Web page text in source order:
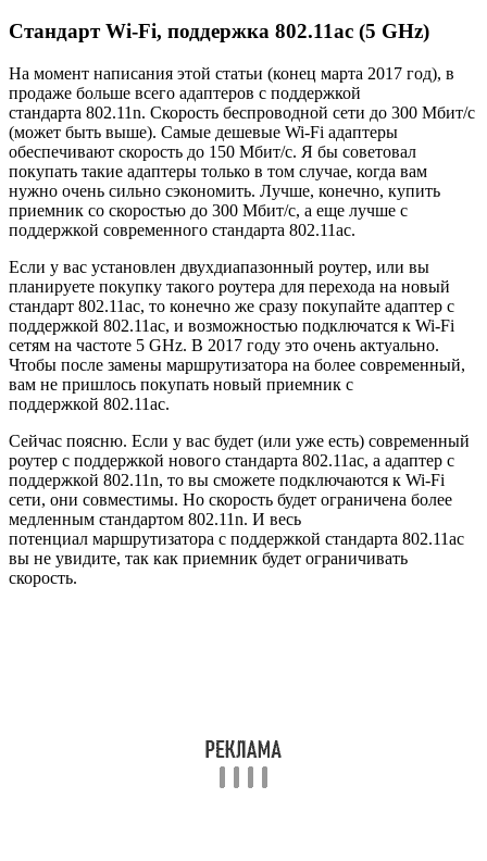
Стандарт Wi-Fi, поддержка 802.11ac (5 GHz)
На момент написания этой статьи (конец марта 2017 год), в
продаже больше всего адаптеров с поддержкой
стандарта 802.11n. Скорость беспроводной сети до 300 Мбит/с
(может быть выше). Самые дешевые Wi-Fi адаптеры
обеспечивают скорость до 150 Мбит/с. Я бы советовал
покупать такие адаптеры только в том случае, когда вам
нужно очень сильно сэкономить. Лучше, конечно, купить
приемник со скоростью до 300 Мбит/с, а еще лучше с
поддержкой современного стандарта 802.11ac.
Если у вас установлен двухдиапазонный роутер, или вы
планируете покупку такого роутера для перехода на новый
стандарт 802.11ac, то конечно же сразу покупайте адаптер с
поддержкой 802.11ac, и возможностью подключатся к Wi-Fi
сетям на частоте 5 GHz. В 2017 году это очень актуально.
Чтобы после замены маршрутизатора на более современный,
вам не пришлось покупать новый приемник с
поддержкой 802.11ac.
Сейчас поясню. Если у вас будет (или уже есть) современный
роутер с поддержкой нового стандарта 802.11ac, а адаптер с
поддержкой 802.11n, то вы сможете подключаются к Wi-Fi
сети, они совместимы. Но скорость будет ограничена более
медленным стандартом 802.11n. И весь
потенциал маршрутизатора с поддержкой стандарта 802.11ac
вы не увидите, так как приемник будет ограничивать
скорость.